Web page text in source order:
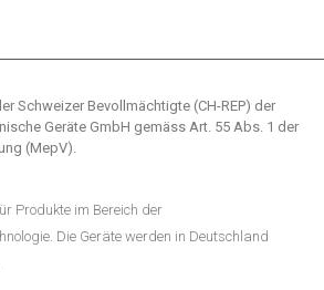
Schweizer Bevollmächtigte (CH-REP) der
Geräte GmbH gemäss Art. 55 Abs. 1 der
(MepV).
Produkte im Bereich der
Die Geräte werden in Deutschland